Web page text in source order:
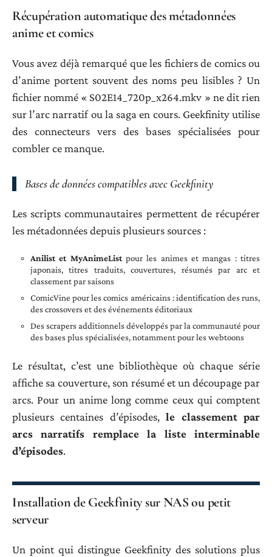
Récupération automatique des métadonnées
anime et comics
Vous avez déjà remarqué que les fichiers de comics ou
d’anime portent souvent des noms peu lisibles ? Un
fichier nommé « S02E14_720p_x264.mkv » ne dit rien
sur l’arc narratif ou la saga en cours. Geekfinity utilise
des connecteurs vers des bases spécialisées pour
combler ce manque.
Bases de données compatibles avec Geekfinity
Les scripts communautaires permettent de récupérer
les métadonnées depuis plusieurs sources :
Anilist et MyAnimeListpour les animes et mangas : titres
japonais, titres traduits, couvertures, résumés par arc et
classement par saisons
ComicVine pour les comics américains : identification des runs,
des crossovers et des événements éditoriaux
Des scrapers additionnels développés par la communauté pour
des bases plus spécialisées, notamment pour les webtoons
Le résultat, c’est une bibliothèque où chaque série
affiche sa couverture, son résumé et un découpage par
arcs. Pour un anime long comme ceux qui comptent
plusieurs centaines d’épisodes,le classement par
arcs narratifs remplace la liste interminable
d’épisodes.
Installation de Geekfinity sur NAS ou petit
serveur
Un point qui distingue Geekfinity des solutions plus